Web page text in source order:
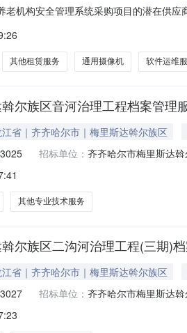
老机构安全管理系统采购项目的潜在供
项目名称：全县养老机
其他租赁服务 通用摄像机 软件运维
尔族区音河治理工程档案管理
省｜齐齐哈尔市｜梅里斯达斡尔族区
招标单位： 齐齐哈尔市梅里斯达
其他专业技术服务
尔族区二沟河治理工程(三期)
省｜齐齐哈尔市｜梅里斯达斡尔族区
招标单位： 齐齐哈尔市梅里斯达